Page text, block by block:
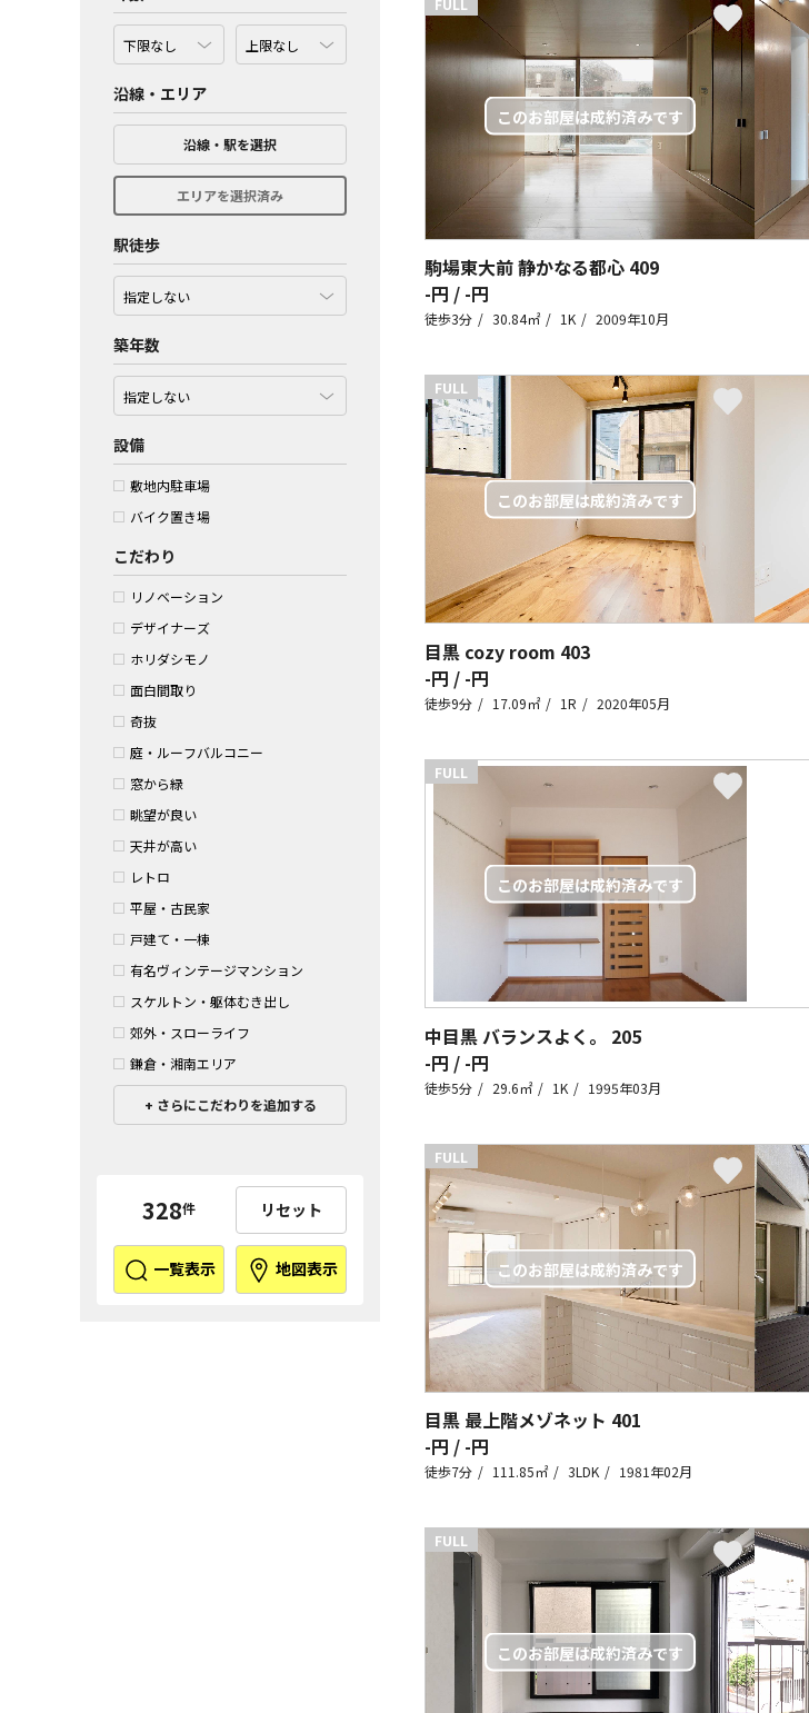
沿線・エリア
沿線・駅を選択
エリアを選択済み
駅徒歩
築年数
設備
敷地内駐車場
バイク置き場
こだわり
リノベーション
デザイナーズ
ホリダシモノ
面白間取り
奇抜
庭・ルーフバルコニー
窓から緑
眺望が良い
天井が高い
レトロ
平屋・古民家
戸建て・一棟
有名ヴィンテージマンション
スケルトン・躯体むき出し
郊外・スローライフ
鎌倉・湘南エリア
さらにこだわりを追加する
328件 リセット
一覧表示 地図表示
駒場東大前 静かなる都心 409
-円 / -円
徒歩3分 30.84㎡ 1K 2009年10月
FULL
目黒 cozy room 403
-円 / -円
徒歩9分 17.09㎡ 1R 2020年05月
FULL
中目黒 バランスよく。
205
-円 / -円
徒歩5分 29.6㎡ 1K 1995年03月
FULL
目黒 最上階メゾネット 401
-円 / -円
徒歩7分 111.85㎡ 3LDK 1981年02月
FULL